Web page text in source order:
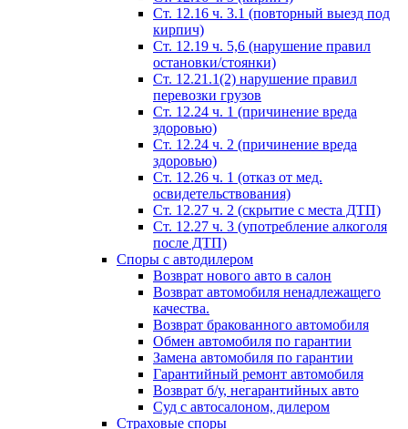
Ст. 12.16 ч. 3.1 (повторный выезд под
кирпич)
Ст. 12.19 ч. 5,6 (нарушение правил
остановки/стоянки)
Ст. 12.21.1(2) нарушение правил
перевозки грузов
Ст. 12.24 ч. 1 (причинение вреда
здоровью)
Ст. 12.24 ч. 2 (причинение вреда
здоровью)
Ст. 12.26 ч. 1 (отказ от мед.
освидетельствования)
Ст. 12.27 ч. 2 (скрытие с места ДТП)
Ст. 12.27 ч. 3 (употребление алкоголя
после ДТП)
Споры с автодилером
Возврат нового авто в салон
Возврат автомобиля ненадлежащего
качества.
Возврат бракованного автомобиля
Обмен автомобиля по гарантии
Замена автомобиля по гарантии
Гарантийный ремонт автомобиля
Возврат б/у, негарантийных авто
Суд с автосалоном, дилером
Страховые споры